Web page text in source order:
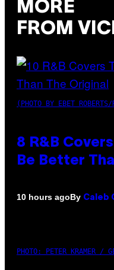
MORE
FROM
(PHOTO BY EBET ROBERTS/
8 R&B
Be Better
10 hours agoBy Caleb
PHOTO: PETER KRAMER /